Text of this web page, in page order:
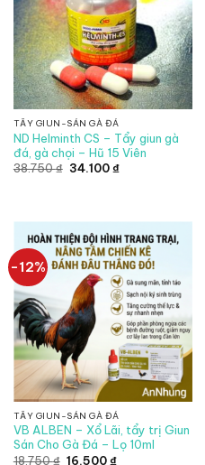
TẨY GIUN-SÁN GÀ ĐÁ
ND Helminth CS – Tẩy giun gà
đá, gà chọi – Hũ 15 Viên
38.750₫ Giá
34.100₫Giá
-12%
TẨY GIUN-SÁN GÀ ĐÁ
VB ALBEN – Xổ Lãi, tẩy trị Giun
Sán Cho Gà Đá – Lọ 10ml
18.750₫ Giá
16.500₫Giá